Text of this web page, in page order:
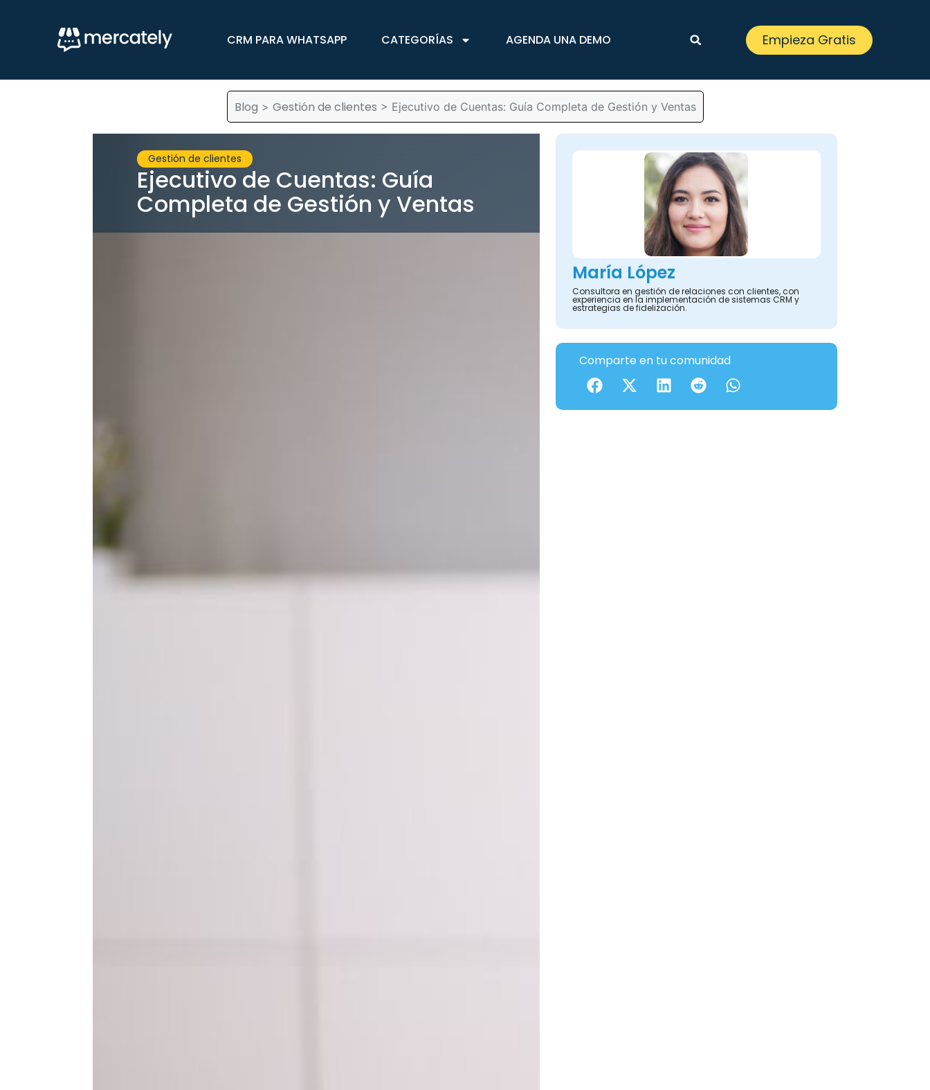
CRM PARA WHATSAPP CATEGORÍAS AGENDA UNA DEMO Empieza Gratis
Blog > Gestión de clientes > Ejecutivo de Cuentas: Guía Completa de Gestión y Ventas
Gestión de clientes
Ejecutivo de Cuentas: Guía
Completa de Gestión y Ventas
María López
Consultora en gestión de relaciones con clientes, con
experiencia en la implementación de sistemas CRM y
estrategias de fidelización.
Comparte en tu comunidad